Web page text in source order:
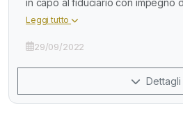
in capo al fiduciario con impegno
Leggi tutto
29/09/2022
Dettagli